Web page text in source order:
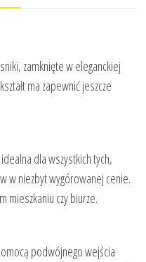
zamknięte w eleganckiej
ma zapewnić jeszcze
dla wszystkich tych,
w niezbyt wygórowanej cenie.
mieszkaniu czy biurze.
podwójnego wejścia